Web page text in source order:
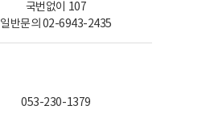
국번없이 107
일반문의 02-6943-2435
053-230-1379